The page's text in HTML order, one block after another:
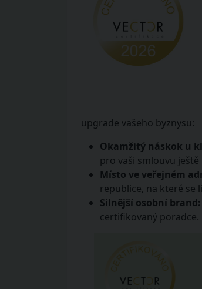
upgrade vašeho byznysu:
Okamžitý náskok u
pro vaši smlouvu
Místo ve veřejném
republice, na které se
Silnější osobní brand:
certifikovaný poradce.